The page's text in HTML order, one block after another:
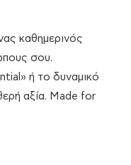
καθημερινός
σου.
ή το δυναμικό
αξία. Made for